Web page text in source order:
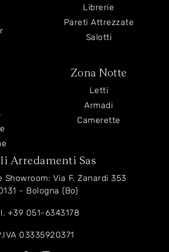
Librerie
Pareti Attrezzate
Salotti
Zona Notte
Letti
Armadi
Camerette
Arredamenti Sas
Showroom: Via F. Zanardi 353
- Bologna (Bo)
+39 051-6343178
03335920371